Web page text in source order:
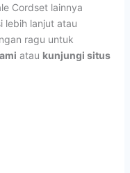
Cordset lainnya
lebih lanjut atau
ragu untuk
atau kunjungi situs